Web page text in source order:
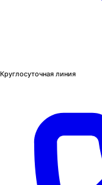
Круглосуточная линия